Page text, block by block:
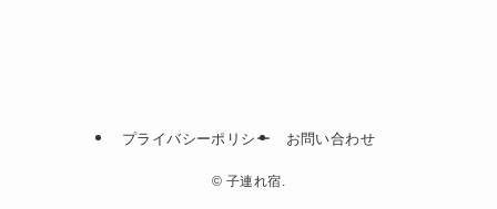
プライバシーポリシー お問い合わせ
© 子連れ宿.